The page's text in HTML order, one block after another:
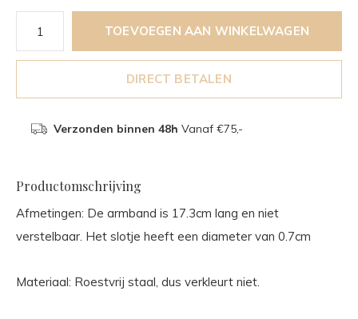
TOEVOEGEN AAN WINKELWAGEN
DIRECT BETALEN
Verzonden binnen 48h Vanaf €75,-
Productomschrijving
Afmetingen: De armband is 17.3cm lang en niet
verstelbaar. Het slotje heeft een diameter van 0.7cm
Materiaal: Roestvrij staal, dus verkleurt niet.